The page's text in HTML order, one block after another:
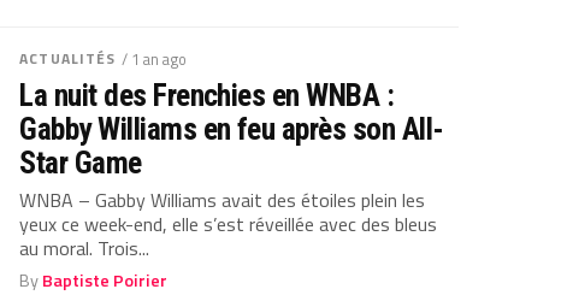
ACTUALITÉS / 1 an ago
La nuit des Frenchies en WNBA :
Gabby Williams en feu après son All-
Star Game
WNBA – Gabby Williams avait des étoiles plein les
yeux ce week-end, elle s’est réveillée avec des bleus
au moral. Trois...
ByBaptiste Poirier